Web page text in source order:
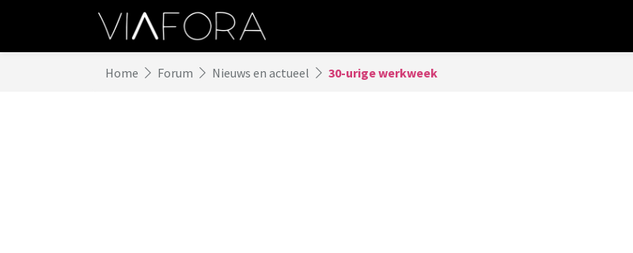
Home Forum Nieuws en actueel 30-urige werkweek